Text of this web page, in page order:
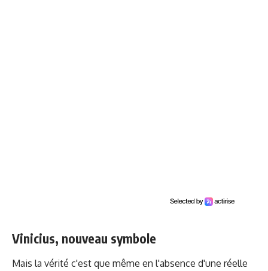
Vinicius, nouveau symbole
Mais la vérité c'est que même en l'absence d'une réelle